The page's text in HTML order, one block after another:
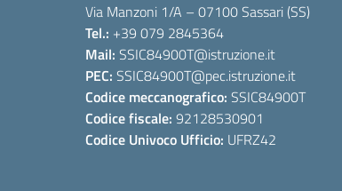
Via Manzoni 1/A – 07100 Sassari (SS)
Tel.: +39 079 2845364
Mail: SSIC84900T@istruzione.it
PEC: SSIC84900T@pec.istruzione.it
Codice meccanografico: SSIC84900T
Codice fiscale: 92128530901
Codice Univoco Ufficio: UFRZ42